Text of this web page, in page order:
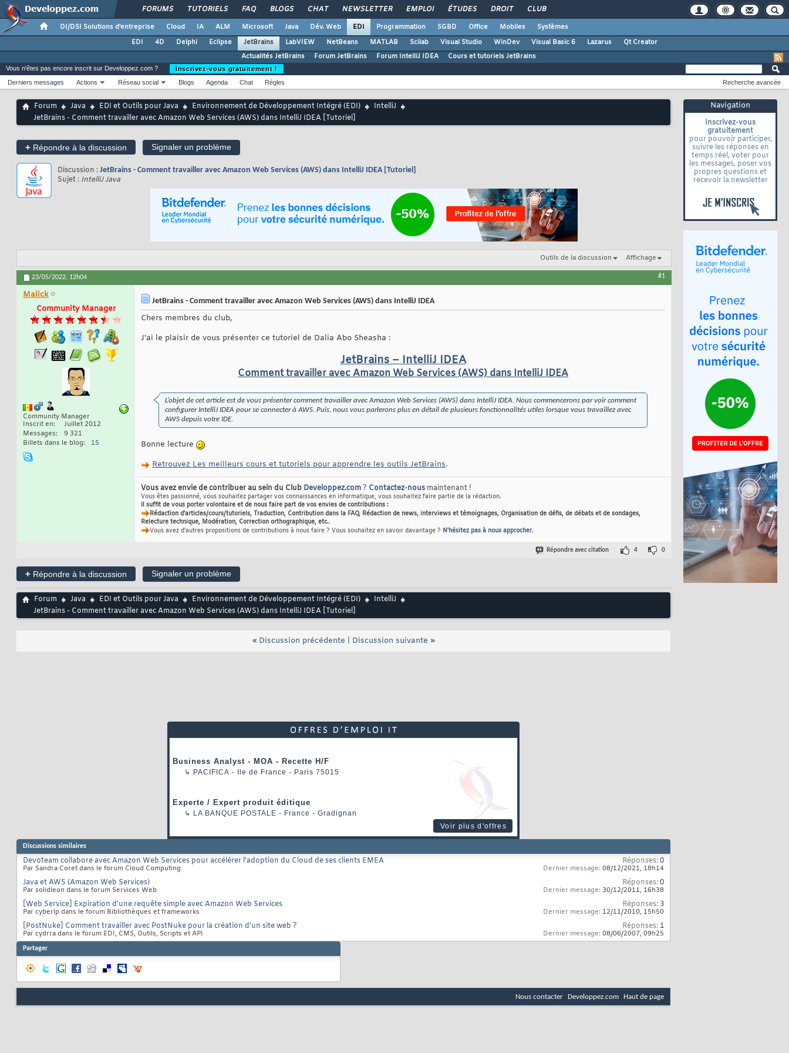
FORUMS TUTORIELS FAQ BLOGS CHAT NEWSLETTER EMPLOI ÉTUDES DROIT CLUB
DI/DSI Solutions d'entreprise Cloud IA ALM Microsoft Java Dév. Web EDI Programmation SGBD Office Mobiles
Systèmes
EDI
4D Delphi Eclipse JetBrains LabVIEW NetBeans MATLAB Scilab Visual Studio WinDev Visual Basic 6 Lazarus
Qt Creator
Actualités JetBrains
Forum JetBrains Forum IntelliJ IDEA Cours et tutoriels JetBrains
Navigation
Inscrivez-vous
gratuitement
pour pouvoir participer,
suivre les réponses en
temps réel, voter pour
les messages, poser vos
propres questions et
recevoir la newsletter
Vous n'êtes pas encore inscrit sur Developpez.com ?
Inscrivez-vous gratuitement !
Derniers messages
Actions Réseau social Blogs Agenda Chat Règles Recherche avancée
Forum Java EDI et Outils pour Java Environnement de Développement Intégré (EDI)
IntelliJ
JetBrains - Comment travailler avec Amazon Web Services (AWS) dans IntelliJ IDEA [Tutoriel]
+ Répondre à la discussion Signaler un problème
Discussion : JetBrains - Comment travailler avec Amazon Web Services (AWS) dans IntelliJ IDEA [Tutoriel]
Sujet : IntelliJ Java
Outils de la discussion Affichage
23/05/2022, 12h04 #1
Malick
Community Manager
Community Manager
Inscrit en
Juillet 2012
Messages
9 321
Billets dans le blog
15
JetBrains - Comment travailler avec Amazon Web Services (AWS) dans IntelliJ IDEA
Chers membres du club,
J'ai le plaisir de vous présenter ce tutoriel de Dalia Abo Sheasha :
JetBrains – IntelliJ IDEA
Comment travailler avec Amazon Web Services (AWS) dans IntelliJ IDEA
L’objet de cet article est de vous présenter comment travailler avec Amazon Web Services (AWS) dans IntelliJ IDEA. Nous commencerons par voir comment
configurer IntelliJ IDEA pour se connecter à AWS. Puis, nous vous parlerons plus en détail de plusieurs fonctionnalités utiles lorsque vous travaillez avec
AWS depuis votre IDE.
Bonne lecture
Retrouvez Les meilleurs cours et tutoriels pour apprendre les outils JetBrains.
Vous avez envie de contribuer au sein du Club Developpez.com? Contactez-nous maintenant !
Vous êtes passionné, vous souhaitez partager vos connaissances en informatique, vous souhaitez faire partie de la rédaction.
Il suffit de vous porter volontaire et de nous faire part de vos envies de contributions :
Rédaction d'articles/cours/tutoriels, Traduction, Contribution dans la FAQ, Rédaction de news, interviews et témoignages, Organisation de défis, de débats et de sondages,
Relecture technique, Modération, Correction orthographique, etc..
Vous avez d'autres propositions de contributions à nous faire ? Vous souhaitez en savoir davantage ? N'hésitez pas à nous approcher.
Répondre avec citation 4 0
+ Répondre à la discussion Signaler un problème
Forum Java EDI et Outils pour Java Environnement de Développement Intégré (EDI)
IntelliJ
JetBrains - Comment travailler avec Amazon Web Services (AWS) dans IntelliJ IDEA [Tutoriel]
« Discussion précédente Discussion suivante »
Business Analyst - MOA - Recette H/F
↳ PACIFICA - Ile de France - Paris 75015
Experte / Expert produit éditique
↳ LA BANQUE POSTALE - France - Gradignan
Voir plus d'offres
Discussions similaires
Devoteam collabore avec Amazon Web Services pour accélérer l'adoption du Cloud de ses clients EMEA
Par Sandra Coret dans le forum Cloud Computing
Réponses:0
Dernier message: 08/12/2021, 18h14
Java et AWS (Amazon Web Services)
Par solidleon dans le forum Services Web
Réponses:0
Dernier message: 30/12/2011, 16h38
[Web Service] Expiration d'une requête simple avec Amazon Web Services
Par cyberlp dans le forum Bibliothèques et frameworks
Réponses: 3
Dernier message: 12/11/2010, 15h50
[PostNuke] Comment travailler avec PostNuke pour la création d'un site web ?
Par cydrra dans le forum EDI, CMS, Outils, Scripts et API
Réponses: 1
Dernier message: 08/06/2007, 09h25
Partager
Nous contacter Developpez.com Haut de page